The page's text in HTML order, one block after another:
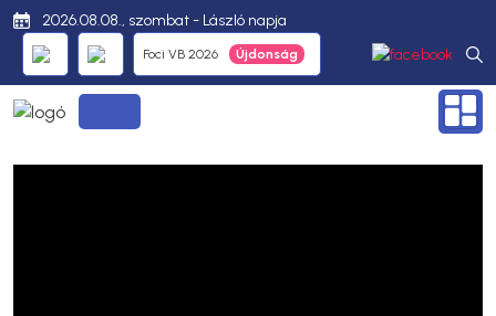
2026.08.08., szombat - László napja
Foci VB 2026